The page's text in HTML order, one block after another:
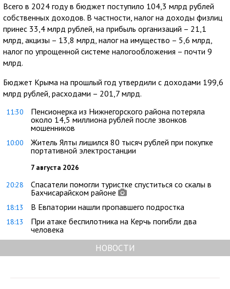
Всего в 2024 году в бюджет поступило 104,3 млрд рублей
собственных доходов. В частности, налог на доходы физлиц
принес 33,4 млрд рублей, на прибыль организаций – 21,1
млрд, акцизы – 13,8 млрд, налог на имущество – 5,6 млрд,
налог по упрощенной системе налогообложения – почти 9
млрд.
Бюджет Крыма на прошлый год утвердили с доходами 199,6
млрд рублей, расходами – 201,7 млрд.
11:30
Пенсионерка из Нижнегорского района потеряла
около 14,5 миллиона рублей после звонков
мошенников
10:00
Житель Ялты лишился 80 тысяч рублей при покупке
портативной электростанции
7 августа 2026
20:28
Спасатели помогли туристке спуститься со скалы в
Бахчисарайском районе
18:13 В Евпатории нашли пропавшего подростка
18:13
При атаке беспилотника на Керчь погибли два
человека
НОВОСТИ